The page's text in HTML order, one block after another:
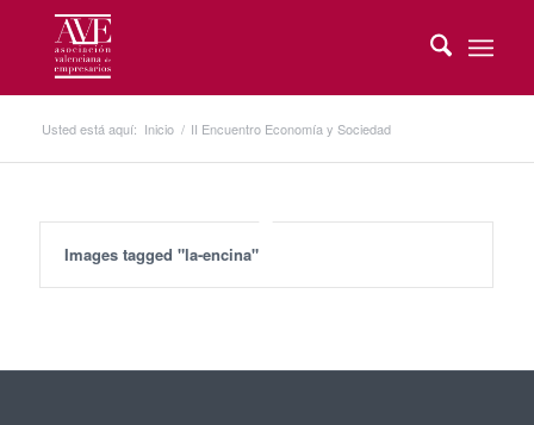
Usted está aquí: Inicio / II Encuentro Economía y Sociedad
Images tagged "la-encina"